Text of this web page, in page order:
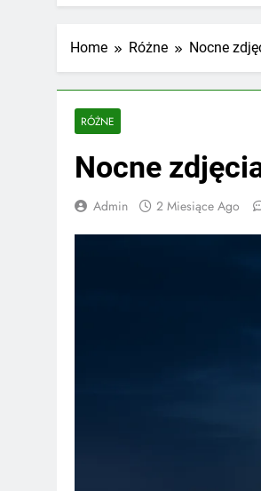
Home Różne Nocne
RÓŻNE
Nocne
Admin 2 Miesiące Ago